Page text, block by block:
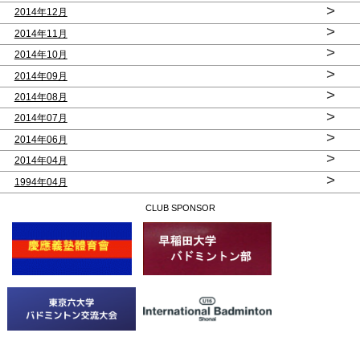
2014年12月 >
2014年11月 >
2014年10月 >
2014年09月 >
2014年08月 >
2014年07月 >
2014年06月 >
2014年04月 >
1994年04月 >
CLUB SPONSOR